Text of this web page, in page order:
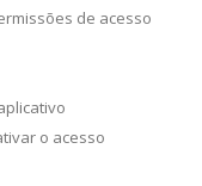
de acesso
o acesso